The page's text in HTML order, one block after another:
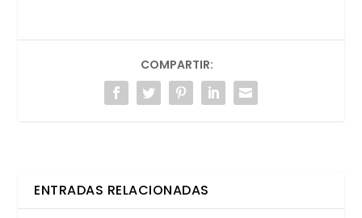
COMPARTIR:
ENTRADAS RELACIONADAS